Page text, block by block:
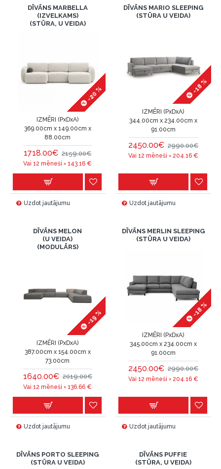
DĪVĀNS MARBELLA
(IZVELKAMS)
(STŪRA, U VEIDA)
-20 %
IZMĒRI (PxDxA)
369.00cm x 149.00cm x
88.00cm
1718.00€ 2159.00€
Vai 12 mēneši =143.16 €
Uzdot jautājumu
DĪVĀNS MARIO SLEEPING
(STŪRA U VEIDA)
-18 %
IZMĒRI (PxDxA)
344.00cm x 234.00cm x
91.00cm
2450.00€ 2990.00€
Vai 12 mēneši = 204.16€
Uzdot jautājumu
DĪVĀNS MELON
(U VEIDA)
(MODULĀRS)
-19 %
IZMĒRI (PxDxA)
387.00cm x 154.00cm x
73.00cm
1640.00€ 2019.00€
Vai 12 mēneši =136.66 €
Uzdot jautājumu
DĪVĀNS MERLIN SLEEPING
(STŪRA U VEIDA)
-18 %
IZMĒRI (PxDxA)
345.00cm x 234.00cm x
91.00cm
2450.00€ 2990.00€
Vai 12 mēneši = 204.16€
Uzdot jautājumu
DĪVĀNS PORTO SLEEPING
(STŪRA U VEIDA)
DĪVĀNS PUFFIE
(STŪRA, U VEIDA)